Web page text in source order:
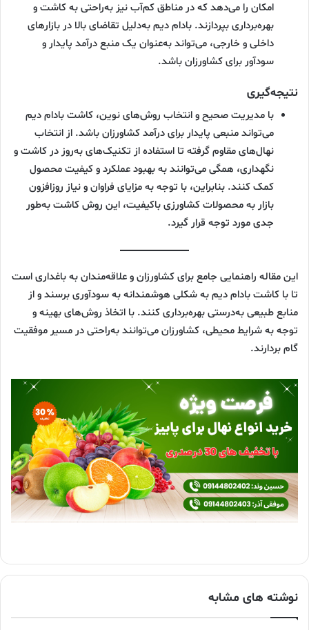
امکان را می‌دهد که در مناطق کم‌آب نیز به‌راحتی به کاشت و
بهره‌برداری بپردازند. بادام دیم به‌دلیل تقاضای بالا در بازارهای
داخلی و خارجی، می‌تواند به‌عنوان یک منبع درآمد پایدار و
سودآور برای کشاورزان باشد.
نتیجه‌گیری
با مدیریت صحیح و انتخاب روش‌های نوین، کاشت بادام دیم
می‌تواند منبعی پایدار برای درآمد کشاورزان باشد. از انتخاب
نهال‌های مقاوم گرفته تا استفاده از تکنیک‌های به‌روز در کاشت و
نگهداری، همگی می‌توانند به بهبود عملکرد و کیفیت محصول
کمک کنند. بنابراین، با توجه به مزایای فراوان و نیاز روزافزون
بازار به محصولات کشاورزی باکیفیت، این روش کاشت به‌طور
جدی مورد توجه قرار گیرد.
این مقاله راهنمایی جامع برای کشاورزان و علاقه‌مندان به باغداری است
تا با کاشت بادام دیم به شکلی هوشمندانه به سودآوری برسند و از
منابع طبیعی به‌درستی بهره‌برداری کنند. با اتخاذ روش‌های بهینه و
توجه به شرایط محیطی، کشاورزان می‌توانند به‌راحتی در مسیر موفقیت
گام بردارند.
نوشته های مشابه